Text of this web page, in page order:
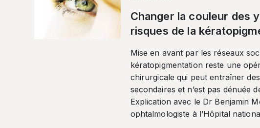
Changer la couleur des
risques de la
Mise en avant par les réseaux
kératopigmentation reste une
chirurgicale qui peut entraîner
secondaires et n’est pas dénuée
Explication avec le Dr Benjamin
ophtalmologiste à l’Hôpital